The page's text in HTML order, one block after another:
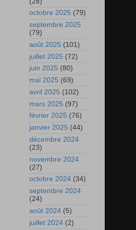
octobre 2025 (79)
septembre 2025
(79)
août 2025 (101)
juillet 2025 (72)
juin 2025 (80)
mai 2025 (69)
avril 2025 (102)
mars 2025 (97)
février 2025 (76)
janvier 2025 (44)
décembre 2024
(23)
novembre 2024
(27)
octobre 2024 (34)
septembre 2024
(24)
août 2024 (5)
juillet 2024 (2)